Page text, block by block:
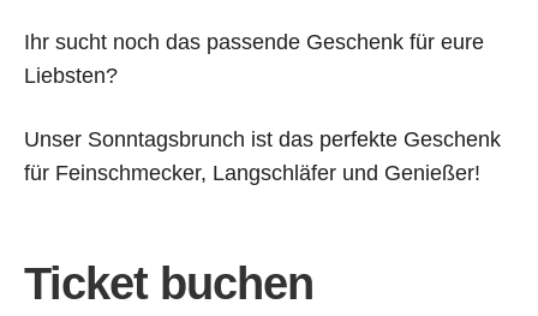
Ihr sucht noch das passende Geschenk für eure
Liebsten?
Unser Sonntagsbrunch ist das perfekte Geschenk
für Feinschmecker, Langschläfer und Genießer!
Ticket buchen